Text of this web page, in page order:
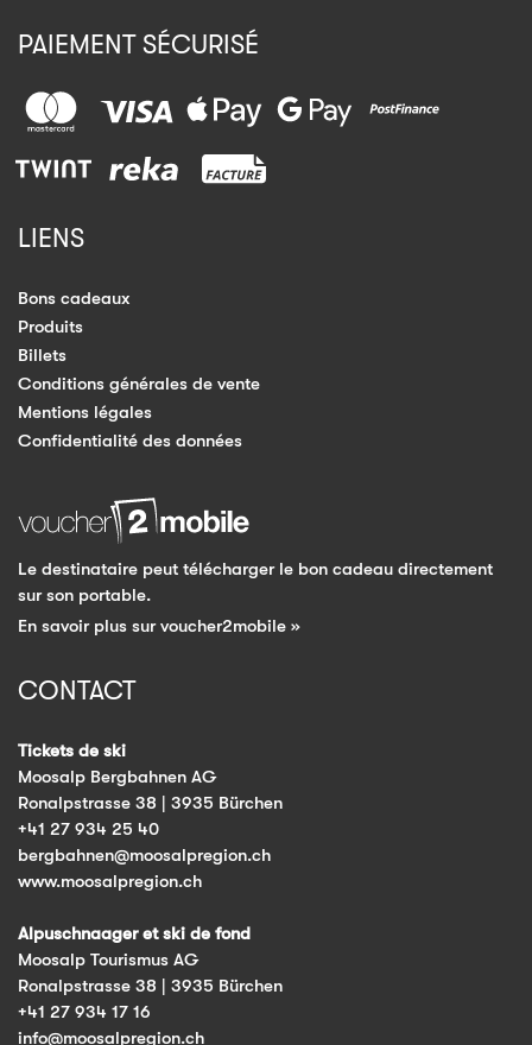
PAIEMENT SÉCURISÉ
LIENS
Bons cadeaux
Produits
Billets
Conditions générales de vente
Mentions légales
Confidentialité des données
Le destinataire peut télécharger le bon cadeau directement
sur son portable.
En savoir plus sur voucher2mobile »
CONTACT
Tickets de ski
Moosalp Bergbahnen AG
Ronalpstrasse 38 | 3935 Bürchen
+41 27 934 25 40
bergbahnen@moosalpregion.ch
www.moosalpregion.ch
Alpuschnaager et ski de fond
Moosalp Tourismus AG
Ronalpstrasse 38 | 3935 Bürchen
+41 27 934 17 16
info@moosalpregion.ch